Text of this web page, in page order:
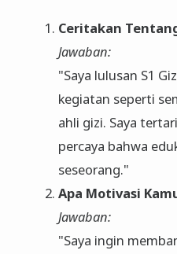
Ceritakan
Jawaban:
"Saya lulusan S1
kegiatan seperti
ahli gizi. Saya
percaya bahwa
seseorang."
Apa Motivasi
Jawaban:
"Saya ingin